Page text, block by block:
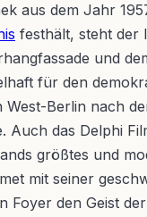
aus dem Jahr
festhält, steht der
und
für den
West-Berlin nach
Auch das Delphi
größtes und
mit seiner
Foyer den Geist